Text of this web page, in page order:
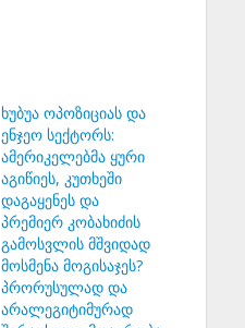
ხუბუა ოპოზიციას და
ენჯეო სექტორს:
ამერიკელებმა ყური
აგიწიეს, კუთხეში
დაგაყენეს და
პრემიერ კობახიძის
გამოსვლის მშვიდად
მოსმენა მოგისაჯეს?
პრორუსულად და
არალეგიტიმურად